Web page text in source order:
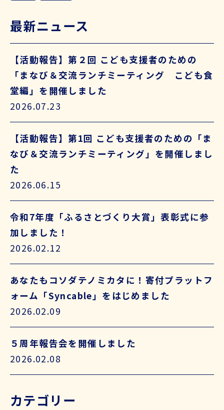
最新ニュース
【活動報告】第２回 こども支援者のための
「まなび＆交流ランチミーティング こども食
堂編」を開催しました
2026.07.23
【活動報告】第1回 こども支援者のための「ま
なび＆交流ランチミーティング」を開催しまし
た
2026.06.15
令和7年度「ふるさとづくり大賞」表彰式に参
加しました！
2026.02.12
あなたもコソダテノミカタに！寄付プラットフ
ォーム「Syncable」をはじめました
2026.02.09
５周年報告会を開催しました
2026.02.08
カテゴリー